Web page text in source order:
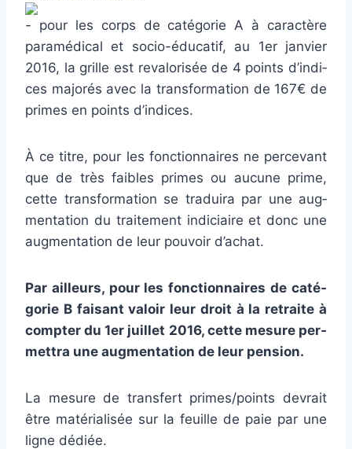
pour les corps de caté­go­rie A à carac­tère
para­mé­di­cal et socio-éducatif, au 1er jan­vier
2016, la grille est reva­lo­ri­sée de 4 points d’indi­
ces majo­rés avec la trans­for­ma­tion de 167€ de
primes en points d’indi­ces.
À ce titre, pour les fonc­tion­nai­res ne per­ce­vant
que de très fai­bles primes ou aucune prime,
cette trans­for­ma­tion se tra­duira par une aug­
men­ta­tion du trai­te­ment indi­ciaire et donc une
aug­men­ta­tion de leur pou­voir d’achat.
Par ailleurs, pour les fonc­tion­nai­res de caté­
go­rie B fai­sant valoir leur droit à la retraite à
comp­ter du 1er juillet 2016, cette mesure per­
met­tra une aug­men­ta­tion de leur pen­sion.
La mesure de trans­fert primes/points devrait
être maté­ria­li­sée sur la feuille de paie par une
ligne dédiée.